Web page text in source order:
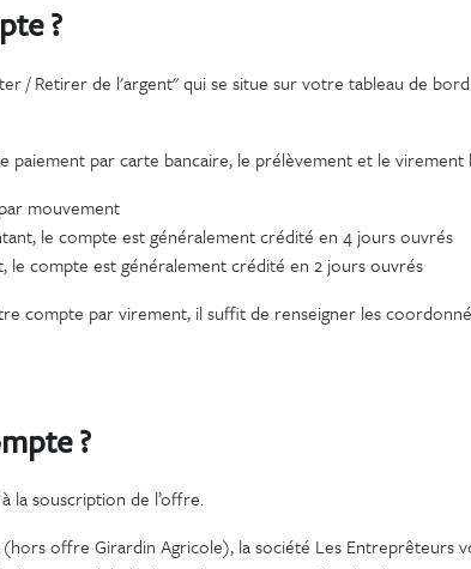
?
/ Retirer de l'argent" qui se situe sur votre tableau de
paiement par carte bancaire, le prélèvement et le virement
mouvement
le compte est généralement crédité en 4 jours ouvrés
compte est généralement crédité en 2 jours ouvrés
compte par virement, il suffit de renseigner les
?
la souscription de l’offre.
offre Girardin Agricole), la société Les Entreprêteurs